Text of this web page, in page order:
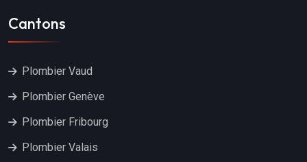
Cantons
Plombier Vaud
Plombier Genève
Plombier Fribourg
Plombier Valais